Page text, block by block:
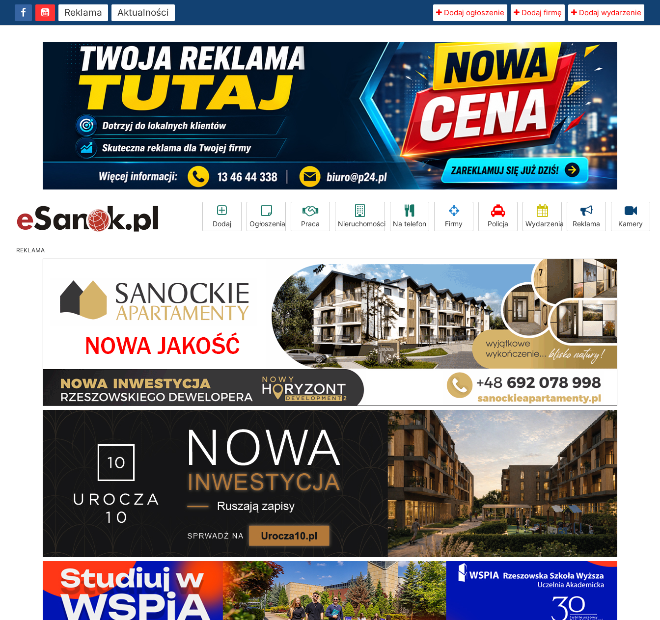
Reklama Aktualności Dodaj ogłoszenie Dodaj firmę Dodaj wydarzenie
Dodaj Ogłoszenia Praca Nieruchomości Na telefon Firmy Policja Wydarzenia Reklama Kamery
REKLAMA